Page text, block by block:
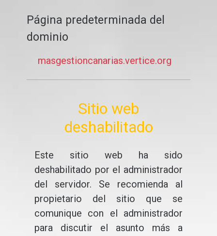
Página predeterminada del
dominio
masgestioncanarias.vertice.org
Sitio web
deshabilitado
Este sitio web ha sido
deshabilitado por el administrador
del servidor. Se recomienda al
propietario del sitio que se
comunique con el administrador
para discutir el asunto más a